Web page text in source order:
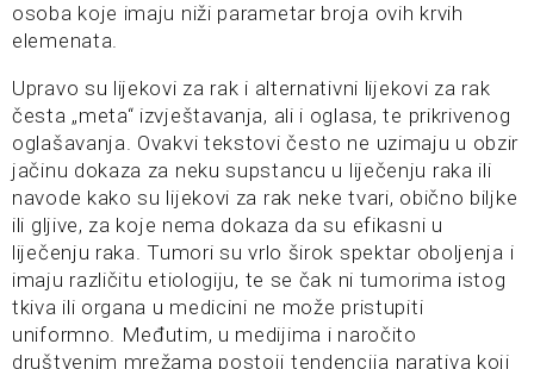
osoba koje imaju niži parametar broja ovih krvih
elemenata.
Upravo su lijekovi za rak i alternativni lijekovi za rak
česta „meta“ izvještavanja, ali i oglasa, te prikrivenog
oglašavanja. Ovakvi tekstovi često ne uzimaju u obzir
jačinu dokaza za neku supstancu u liječenju raka ili
navode kako su lijekovi za rak neke tvari, obično biljke
ili gljive, za koje nema dokaza da su efikasni u
liječenju raka. Tumori su vrlo širok spektar oboljenja i
imaju različitu etiologiju, te se čak ni tumorima istog
tkiva ili organa u medicini ne može pristupiti
uniformno. Međutim, u medijima i naročito
društvenim mrežama postoji tendencija narativa koji